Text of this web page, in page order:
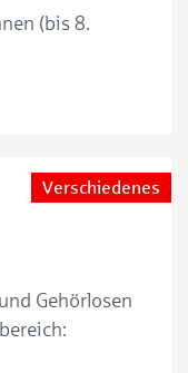
(bis 8.
Verschiedenes
Gehörlosen